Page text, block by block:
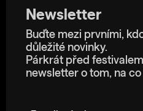
Newsletter
Buďte mezi prvními,
důležité novinky.
Párkrát před
newsletter o tom, na